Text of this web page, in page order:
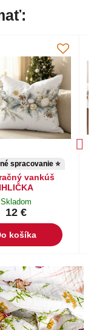
spracovanie ⭐
vankúš
IHLIČKA
Skladom
12 €
košíka